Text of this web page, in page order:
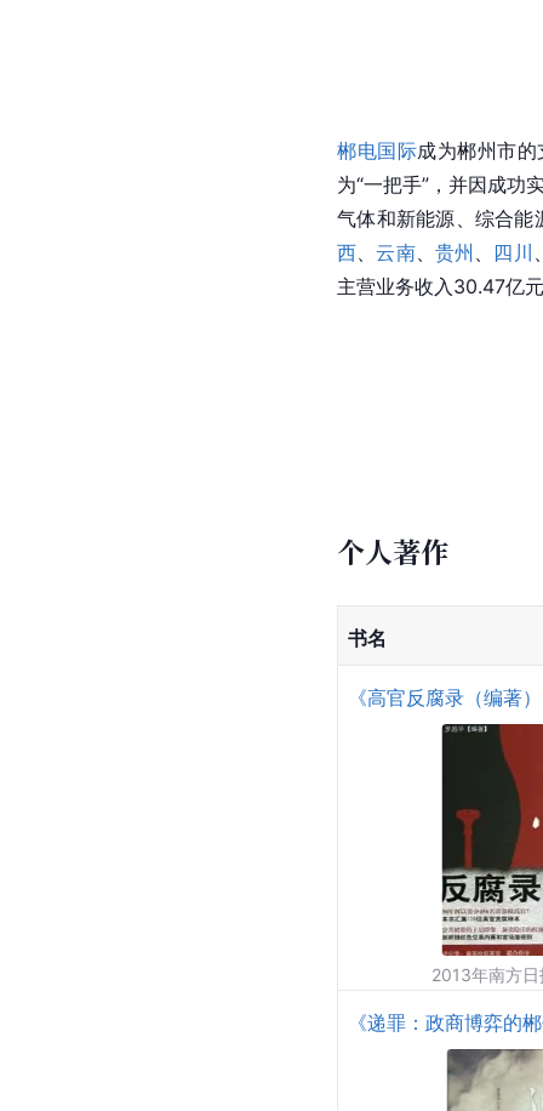
郴电国际成为郴州市
为“一把手”，并因成功
气体和新能源、综合
西、云南、 贵州 、 四川
主营业务收入30.47亿
个人著作
书名
《高官反腐录（编著
2013年南方
《递罪：政商博弈的